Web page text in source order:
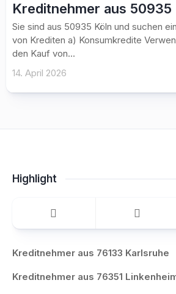
Kreditnehmer aus 50935
Sie sind aus 50935 Köln und suchen
von Krediten a) Konsumkredite
den Kauf von...
14. April 2026
Highlight
Kreditnehmer aus 76133 Karlsruhe
Kreditnehmer aus 76351